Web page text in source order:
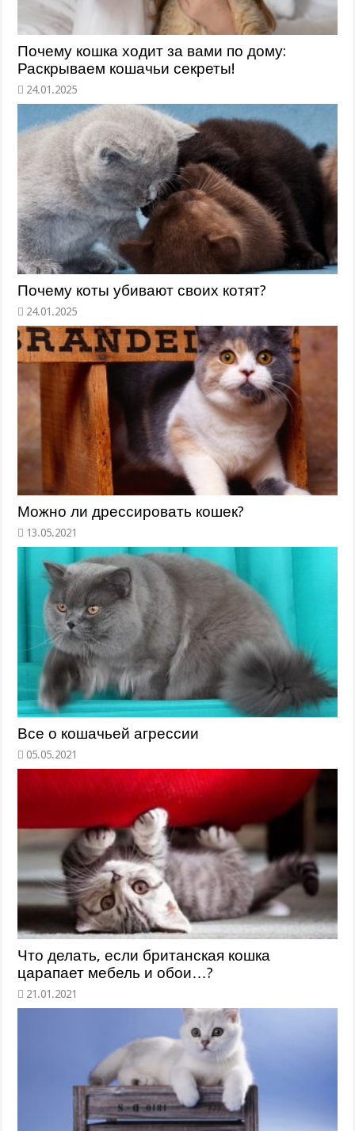
Почему кошка ходит за вами по дому:
Раскрываем кошачьи секреты!
Почему коты убивают своих котят?
Можно ли дрессировать кошек?
Все о кошачьей агрессии
Что делать, если британская кошка
царапает мебель и обои…?